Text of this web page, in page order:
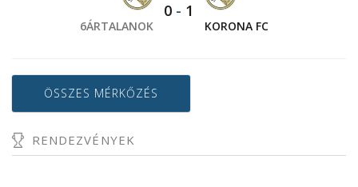
6ÁRTALANOK
0 - 1
KORONA FC
ÖSSZES MÉRKŐZÉS
RENDEZVÉNYEK